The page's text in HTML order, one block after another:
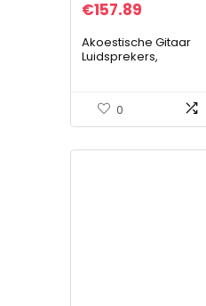
€157.89
Akoestische Gitaar
Luidsprekers,
Draadloze Luidspreker
Gitaarversterker voor…
0